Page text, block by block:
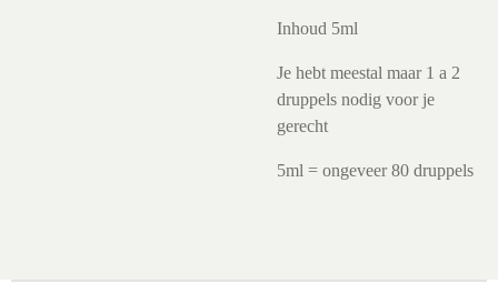
Inhoud 5ml
Je hebt meestal maar 1 a 2
druppels nodig voor je
gerecht
5ml = ongeveer 80 druppels